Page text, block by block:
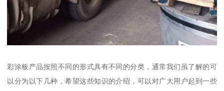
彩涂板产品按照不同的形式具有不同的分类，通常我们虽了解的可
以分为以下几种，希望这些知识的介绍，可以对广大用户起到一些